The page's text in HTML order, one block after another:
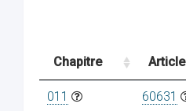
Chapitre Article
011 60631